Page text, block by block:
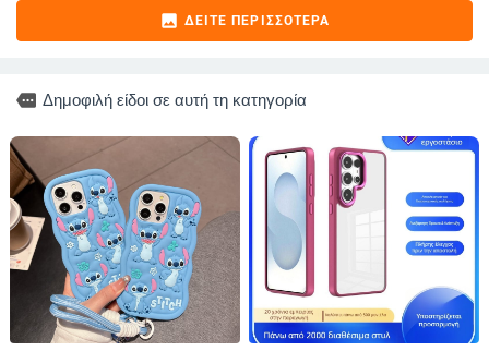
image ΔΕΊΤΕ ΠΕΡΙΣΣΌΤΕΡΑ
more Δημοφιλή είδοι σε αυτή τη κατηγορία